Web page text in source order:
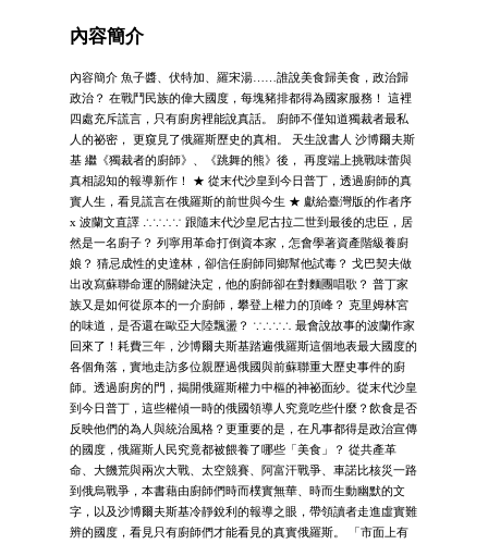
內容簡介
內容簡介 魚子醬、伏特加、羅宋湯……誰說美食歸美食，政治歸
政治？ 在戰鬥民族的偉大國度，每塊豬排都得為國家服務！ 這裡
四處充斥謊言，只有廚房裡能說真話。 廚師不僅知道獨裁者最私
人的祕密， 更窺見了俄羅斯歷史的真相。 天生說書人 沙博爾夫斯
基 繼《獨裁者的廚師》、《跳舞的熊》後， 再度端上挑戰味蕾與
真相認知的報導新作！ ★ 從末代沙皇到今日普丁，透過廚師的真
實人生，看見謊言在俄羅斯的前世與今生 ★ 獻給臺灣版的作者序
x 波蘭文直譯 ∴∵∴∵ 跟隨末代沙皇尼古拉二世到最後的忠臣，居
然是一名廚子？ 列寧用革命打倒資本家，怎會學著資產階級養廚
娘？ 猜忌成性的史達林，卻信任廚師同鄉幫他試毒？ 戈巴契夫做
出改寫蘇聯命運的關鍵決定，他的廚師卻在對麵團唱歌？ 普丁家
族又是如何從原本的一介廚師，攀登上權力的頂峰？ 克里姆林宮
的味道，是否還在歐亞大陸飄盪？ ∵∴∵∴ 最會說故事的波蘭作家
回來了！耗費三年，沙博爾夫斯基踏遍俄羅斯這個地表最大國度的
各個角落，實地走訪多位親歷過俄國與前蘇聯重大歷史事件的廚
師。透過廚房的門，揭開俄羅斯權力中樞的神祕面紗。從末代沙皇
到今日普丁，這些權傾一時的俄國領導人究竟吃些什麼？飲食是否
反映他們的為人與統治風格？更重要的是，在凡事都得是政治宣傳
的國度，俄羅斯人民究竟都被餵養了哪些「美食」？ 從共產革
命、大饑荒與兩次大戰、太空競賽、阿富汗戰爭、車諾比核災一路
到俄烏戰爭，本書藉由廚師們時而樸實無華、時而生動幽默的文
字，以及沙博爾夫斯基冷靜銳利的報導之眼，帶領讀者走進虛實難
辨的國度，看見只有廚師們才能看見的真實俄羅斯。 「市面上有